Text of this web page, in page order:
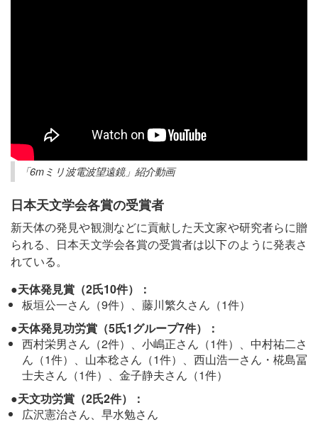
「6mミリ波電波望遠鏡」紹介動画
日本天文学会各賞の受賞者
新天体の発見や観測などに貢献した天文家や研究者らに贈
られる、日本天文学会各賞の受賞者は以下のように発表さ
れている。
●天体発見賞（2氏10件）：
板垣公一さん（9件）、藤川繁久さん（1件）
●天体発見功労賞（5氏1グループ7件）：
西村栄男さん（2件）、小嶋正さん（1件）、中村祐二さ
ん（1件）、山本稔さん（1件）、西山浩一さん・椛島冨
士夫さん（1件）、金子静夫さん（1件）
●天文功労賞（2氏2件）：
広沢憲治さん、早水勉さん